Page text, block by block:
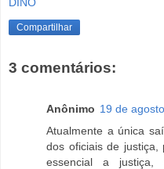
Compartilhar
3 comentários:
Anônimo 19 de
Atualmente a única
dos oficiais de justiça,
essencial a justiça,